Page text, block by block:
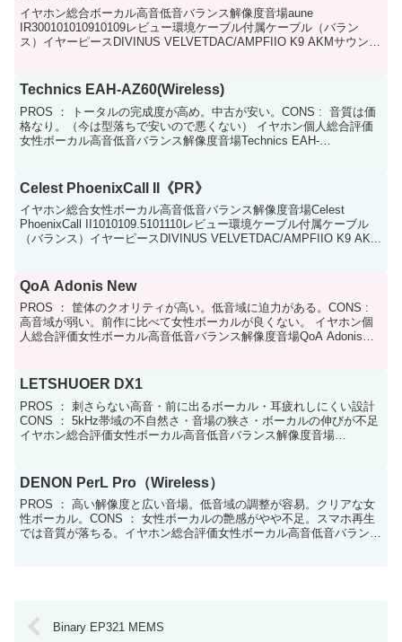
イヤホン総合ボーカル高音低音バランス解像度音場aune
IR300101010910109レビュー環境ケーブル付属ケーブル（バラン
ス）イヤーピースDIVINUS VELVETDAC/AMPFIIO K9 AKMサウンド
Technics EAH-AZ60(Wireless)
PROS ： トータルの完成度が高め。中古が安い。CONS : 音質は価
格なり。（今は型落ちで安いので悪くない） イヤホン個人総合評価
女性ボーカル高音低音バランス解像度音場Technics EAH-
Celest PhoenixCall II《PR》
イヤホン総合女性ボーカル高音低音バランス解像度音場Celest
PhoenixCall II1010109.5101110レビュー環境ケーブル付属ケーブル
（バランス）イヤーピースDIVINUS VELVETDAC/AMPFIIO K9 AK...
QoA Adonis New
PROS ： 筐体のクオリティが高い。低音域に迫力がある。CONS :
高音域が弱い。前作に比べて女性ボーカルが良くない。 イヤホン個
人総合評価女性ボーカル高音低音バランス解像度音場QoA Adonis
LETSHUOER DX1
PROS ： 刺さらない高音・前に出るボーカル・耳疲れしにくい設計
CONS ： 5kHz帯域の不自然さ・音場の狭さ・ボーカルの伸びが不足
イヤホン総合評価女性ボーカル高音低音バランス解像度音場
DENON PerL Pro（Wireless）
PROS ： 高い解像度と広い音場。低音域の調整が容易。クリアな女
性ボーカル。CONS ： 女性ボーカルの艶感がやや不足。スマホ再生
では音質が落ちる。イヤホン総合評価女性ボーカル高音低音バランス
Binary EP321 MEMS